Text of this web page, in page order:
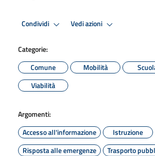
Condividi Vedi azioni
Categorie:
Comune
Mobilità
Viabilità
Argomenti:
Accesso all'informazione
Istruzione
Risposta alle emergenze
Trasporto